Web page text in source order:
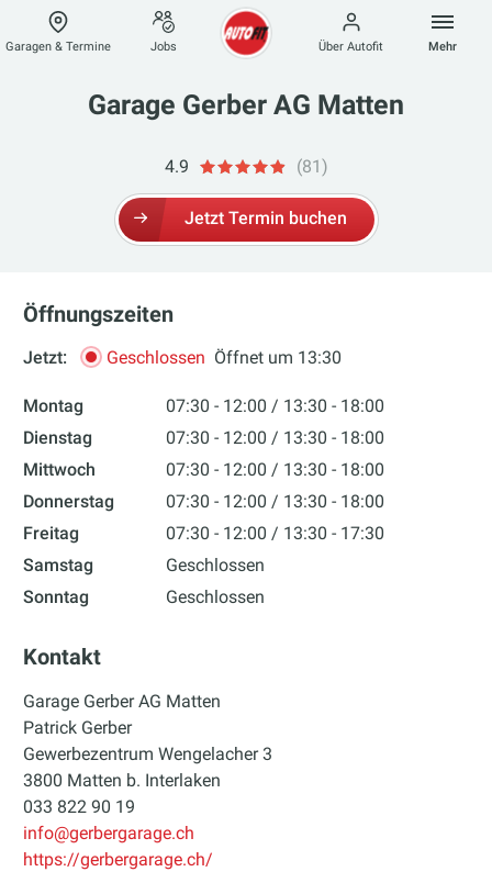
Inhalt
Mehr
Garagen & Termine Jobs Über Autofit
Garage Gerber AG Matten
4.9 (81)
Jetzt Termin buchen
Öffnungszeiten
Jetzt: Geschlossen Öffnet um 13:30
Montag 07:30 - 12:00
13:30 - 18:00
Dienstag
07:30 - 12:00
13:30 - 18:00
Mittwoch
07:30 - 12:00
13:30 - 18:00
Donnerstag
07:30 - 12:00
13:30 - 18:00
Freitag
07:30 - 12:00
13:30 - 17:30
Samstag
Geschlossen
Sonntag
Geschlossen
Kontakt
Garage Gerber AG Matten
Patrick Gerber
Gewerbezentrum Wengelacher 3
3800 Matten b. Interlaken
033 822 90 19
info@gerbergarage.ch
https://gerbergarage.ch/